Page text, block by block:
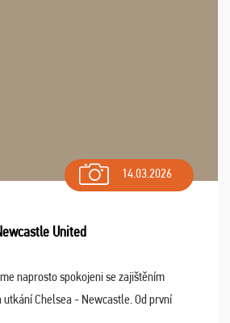
14.03.2026
United
naprosto spokojeni se zajištěním
utkání Chelsea - Newcastle. Od první